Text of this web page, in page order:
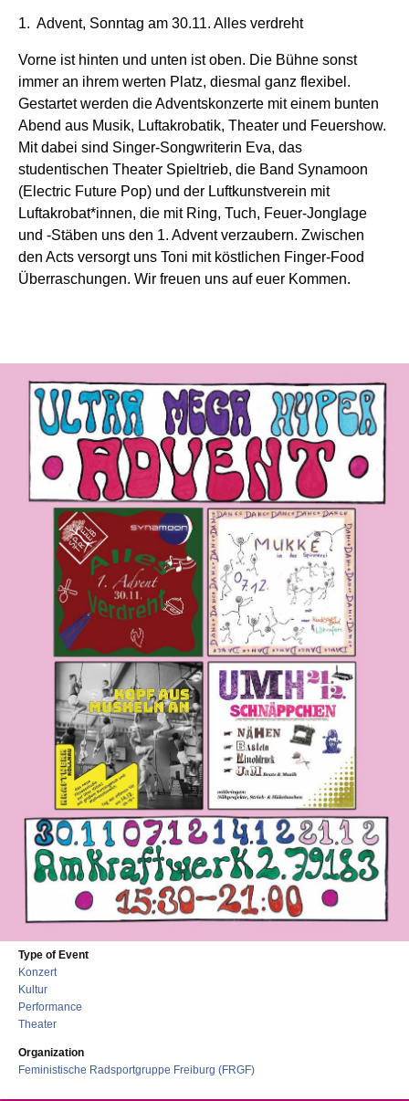
1. Advent, Sonntag am 30.11. Alles verdreht
Vorne ist hinten und unten ist oben. Die Bühne sonst
immer an ihrem werten Platz, diesmal ganz flexibel.
Gestartet werden die Adventskonzerte mit einem bunten
Abend aus Musik, Luftakrobatik, Theater und Feuershow.
Mit dabei sind Singer-Songwriterin Eva, das
studentischen Theater Spieltrieb, die Band Synamoon
(Electric Future Pop) und der Luftkunstverein mit
Luftakrobat*innen, die mit Ring, Tuch, Feuer-Jonglage
und -Stäben uns den 1. Advent verzaubern. Zwischen
den Acts versorgt uns Toni mit köstlichen Finger-Food
Überraschungen. Wir freuen uns auf euer Kommen.
Type of Event
Konzert
Kultur
Performance
Theater
Organization
Feministische Radsportgruppe Freiburg (FRGF)